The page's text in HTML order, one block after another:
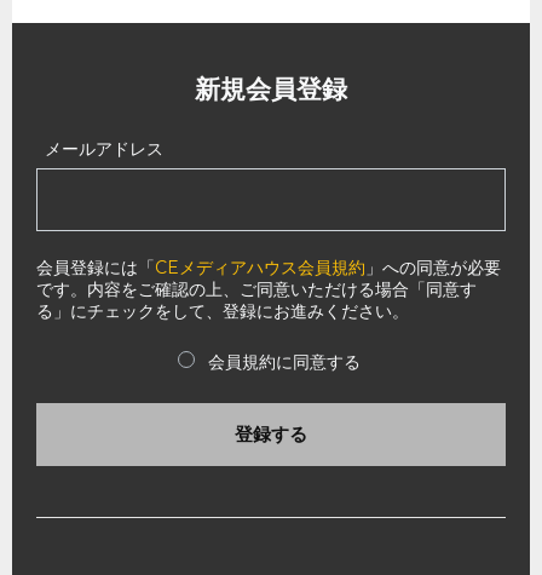
新規会員登録
メールアドレス
会員登録には「CEメディアハウス会員規約 」への同意が必要
です。内容をご確認の上、ご同意いただける場合「同意す
る」にチェックをして、登録にお進みください。
会員規約に同意する
登録する